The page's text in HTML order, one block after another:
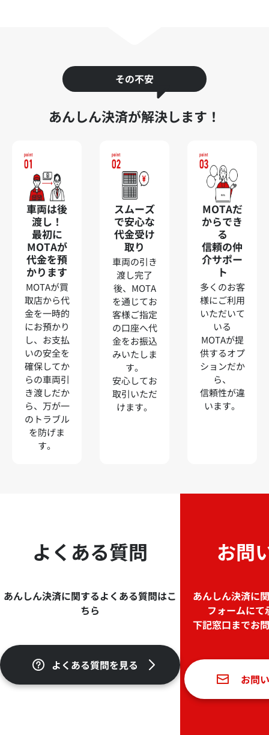
その不安
あんしん決済が解決します！
車両は後
渡し！
最初に
MOTAが
代金を預
かります
MOTAが買
取店から代
金を一時的
にお預かり
し、お支払
いの安全を
確保してか
らの車両引
き渡しだか
ら、万が一
のトラブル
を防げま
す。
スムーズ
で安心な
代金受け
取り
車両の引き
渡し完了
後、MOTA
を通じてお
客様ご指定
の口座へ代
金をお振込
みいたしま
す。
安心してお
取引いただ
けます。
MOTAだ
からでき
る
信頼の仲
介サポー
ト
多くのお客
様にご利用
いただいて
いる
MOTAが提
供するオプ
ションだか
ら、
信頼性が違
います。
よくある質問
あんしん決済に関するよくある質問はこ
ちら
よくある質問を見る
お問
あんしん決済に
フォームに
下記窓口までお
お問